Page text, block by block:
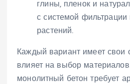
глины, пленок и
с системой фильтрации
растений.
Каждый вариант имеет свои
влияет на выбор
монолитный бетон требует